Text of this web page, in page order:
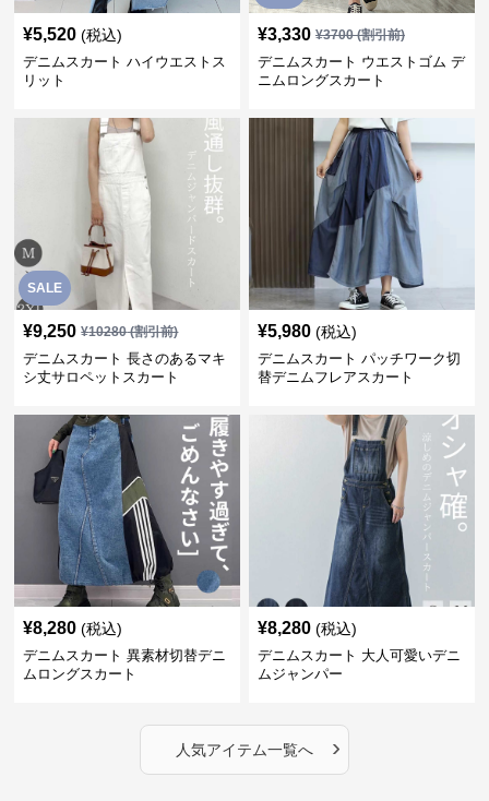
¥5,520 (税込)
デニムスカート ハイウエストス
リット
¥3,330 ¥3700(割引前)
デニムスカート ウエストゴム デ
ニムロングスカート
SALE
¥9,250 ¥10280(割引前)
デニムスカート 長さのあるマキ
シ丈サロペットスカート
¥5,980 (税込)
デニムスカート パッチワーク切
替デニムフレアスカート
¥8,280 (税込)
デニムスカート 異素材切替デニ
ムロングスカート
¥8,280 (税込)
デニムスカート 大人可愛いデニ
ムジャンパー
人気アイテム一覧へ ›